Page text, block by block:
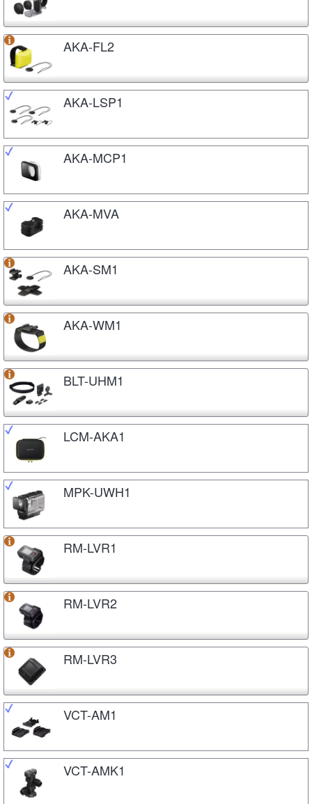
AKA-FL2
AKA-LSP1
AKA-MCP1
AKA-MVA
AKA-SM1
AKA-WM1
BLT-UHM1
LCM-AKA1
MPK-UWH1
RM-LVR1
RM-LVR2
RM-LVR3
VCT-AM1
VCT-AMK1